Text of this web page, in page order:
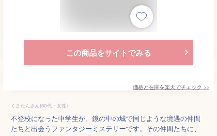
この商品をサイトでみる
価格と在庫を楽天でチェック >>
くまたんさん(50代・女性)
不登校になった中学生が、鏡の中の城で同じような境遇の仲間
たちと出会うファンタジーミステリーです。その仲間たちに、